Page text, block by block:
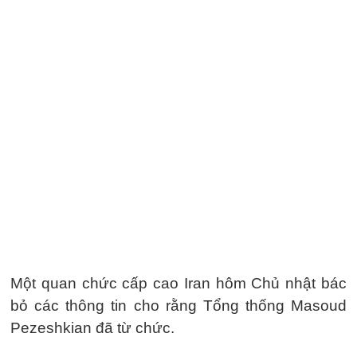
Một quan chức cấp cao Iran hôm Chủ nhật bác
bỏ các thông tin cho rằng Tổng thống Masoud
Pezeshkian đã từ chức.